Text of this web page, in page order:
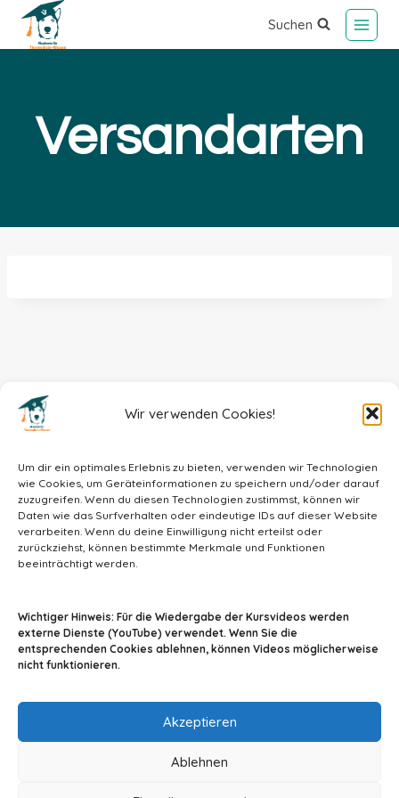
Wir verwenden Cookies!
Um dir ein optimales Erlebnis zu bieten, verwenden wir Technologien
wie Cookies, um Geräteinformationen zu speichern und/oder darauf
zuzugreifen. Wenn du diesen Technologien zustimmst, können wir
Daten wie das Surfverhalten oder eindeutige IDs auf dieser Website
verarbeiten. Wenn du deine Einwilligung nicht erteilst oder
zurückziehst, können bestimmte Merkmale und Funktionen
beeinträchtigt werden.
Wichtiger Hinweis: Für die Wiedergabe der Kursvideos werden
externe Dienste (YouTube) verwendet. Wenn Sie die
entsprechenden Cookies ablehnen, können Videos möglicherweise
nicht funktionieren.
Akzeptieren
Ablehnen
Suchen
Versandarten
info@tiermedizin-wissen.de